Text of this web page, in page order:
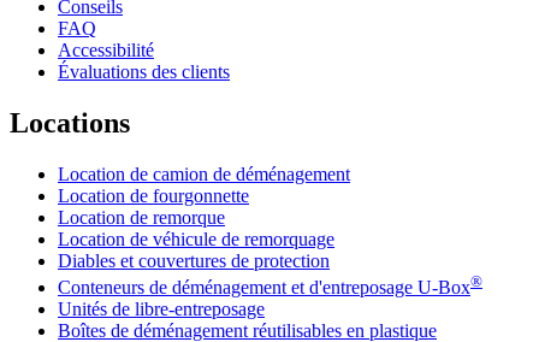
Conseils
FAQ
Accessibilité
Évaluations des clients
Locations
Location de camion de déménagement
Location de fourgonnette
Location de remorque
Location de véhicule de remorquage
Diables et couvertures de protection
Conteneurs de déménagement et d'entreposage U-Box®
Unités de libre-entreposage
Boîtes de déménagement réutilisables en plastique